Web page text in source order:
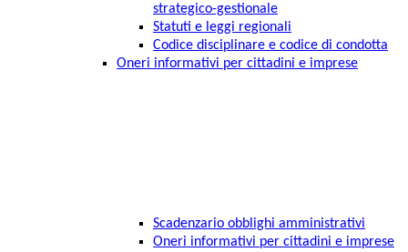
strategico-gestionale
Statuti e leggi regionali
Codice disciplinare e codice di condotta
Oneri informativi per cittadini e imprese
Scadenzario obblighi amministrativi
Oneri informativi per cittadini e imprese